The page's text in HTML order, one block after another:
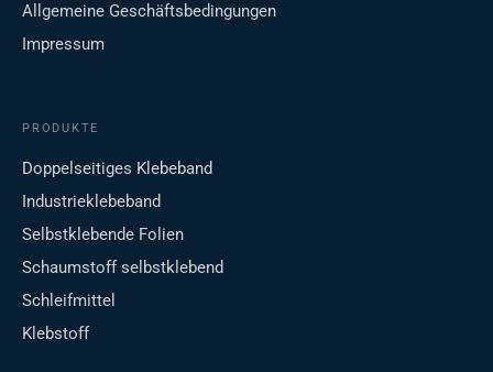
Allgemeine Geschäftsbedingungen
Impressum
PRODUKTE
Doppelseitiges Klebeband
Industrieklebeband
Selbstklebende Folien
Schaumstoff selbstklebend
Schleifmittel
Klebstoff